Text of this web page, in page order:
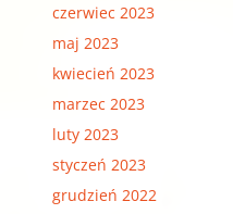
czerwiec 2023
maj 2023
kwiecień 2023
marzec 2023
luty 2023
styczeń 2023
grudzień 2022